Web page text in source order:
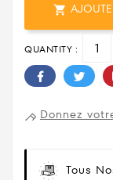

QUANTITY :
Donnez
Tous